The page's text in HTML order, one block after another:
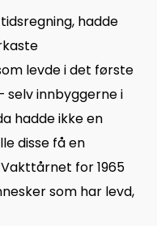
hadde
levde i det første
selv innbyggerne i
hadde ikke en
disse få en
for 1965
som har levd,